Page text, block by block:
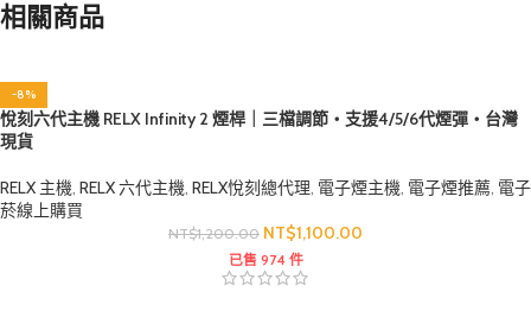
相關商品
-8%
悅刻六代主機 RELX Infinity 2 煙桿｜三檔調節・支援4/5/6代煙彈・台灣
現貨
RELX 主機, RELX 六代主機, RELX悅刻總代理, 電子煙主機, 電子煙推薦, 電子
菸線上購買
NT$1,200.00 NT$1,100.00
已售 974 件